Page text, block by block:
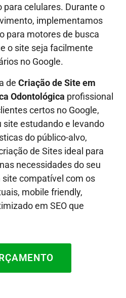
celulares. Durante o
implementamos
para motores de busca
o site seja facilmente
no Google.
de Criação de Site em
Odontológica profissional
certos no Google,
site estudando e levando
do público-alvo,
de Sites ideal para
necessidades do seu
compatível com os
mobile friendly,
em SEO que